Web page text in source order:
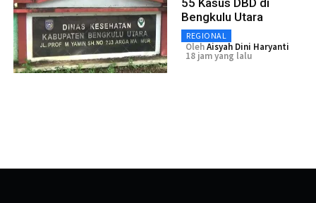
55 Kasus DBD di
Bengkulu Utara
REGIONAL
OlehAisyah Dini Haryanti
18 jam yang lalu